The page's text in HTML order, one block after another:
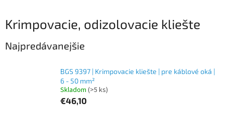
Krimpovacie, odizolovacie kliešte
Najpredávanejšie
BGS 9397 | Krimpovacie kliešte | pre káblové oká |
6 - 50 mm²
Skladom (>5 ks)
€46,10